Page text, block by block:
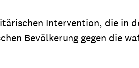
Intervention, die in
Bevölkerung gegen die